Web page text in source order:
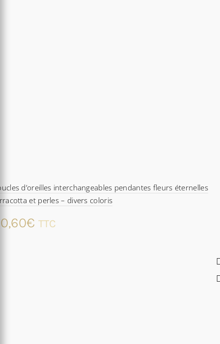
d’oreilles interchangeables pendantes fleurs éternelles
et perles – divers coloris
€ TTC